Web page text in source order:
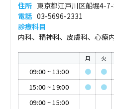
住所 東京都江戸川区船堀4-
電話 03-5696-2331
診療科目
内科、精神科、皮膚科、心療
月 火
09:00 ~13:00 ● ●
15:00 ~19:00 ● ●
09:00 ~15:00